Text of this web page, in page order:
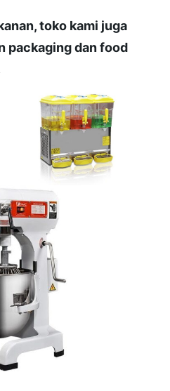
toko kami juga
packaging dan food